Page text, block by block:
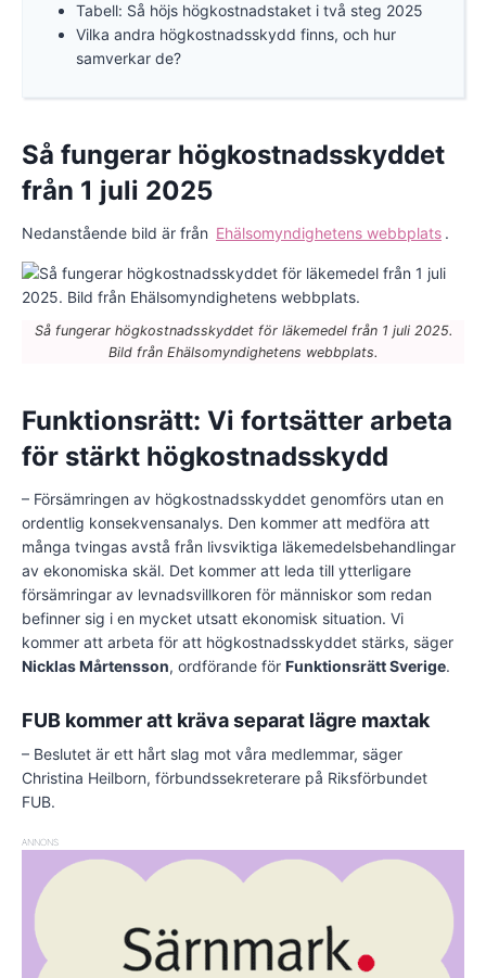
Tabell: Så höjs högkostnadstaket i två steg 2025
Vilka andra högkostnadsskydd finns, och hur
samverkar de?
Så fungerar högkostnadsskyddet
från 1 juli 2025
Nedanstående bild är från Ehälsomyndighetens webbplats .
Så fungerar högkostnadsskyddet för läkemedel från 1 juli 2025.
Bild från Ehälsomyndighetens webbplats.
Funktionsrätt: Vi fortsätter arbeta
för stärkt högkostnadsskydd
– Försämringen av högkostnadsskyddet genomförs utan en
ordentlig konsekvensanalys. Den kommer att medföra att
många tvingas avstå från livsviktiga läkemedelsbehandlingar
av ekonomiska skäl. Det kommer att leda till ytterligare
försämringar av levnadsvillkoren för människor som redan
befinner sig i en mycket utsatt ekonomisk situation. Vi
kommer att arbeta för att högkostnadsskyddet stärks, säger
Nicklas Mårtensson, ordförande för Funktionsrätt Sverige.
FUB kommer att kräva separat lägre maxtak
– Beslutet är ett hårt slag mot våra medlemmar, säger
Christina Heilborn, förbundssekreterare på Riksförbundet
FUB.
ANNONS